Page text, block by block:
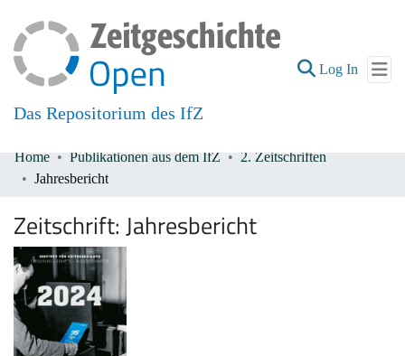
Das Repositorium des IfZ
Log In (current)
Communities & Collections
Home Publikationen aus dem IfZ
2. Zeitschriften
Jahresbericht
Zeitschrift: Jahresbericht